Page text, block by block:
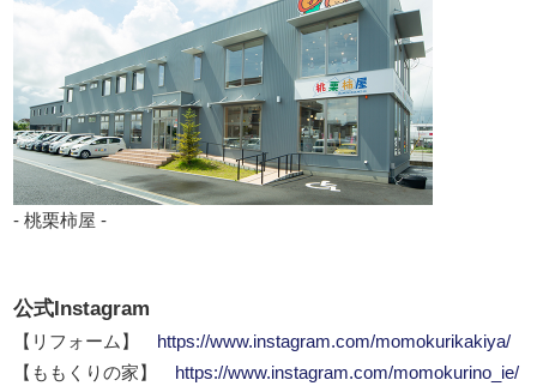
- 桃栗柿屋 -
公式Instagram
【リフォーム】
https://www.instagram.com/momokurikakiya/
【ももくりの家】
https://www.instagram.com/momokurino_ie/